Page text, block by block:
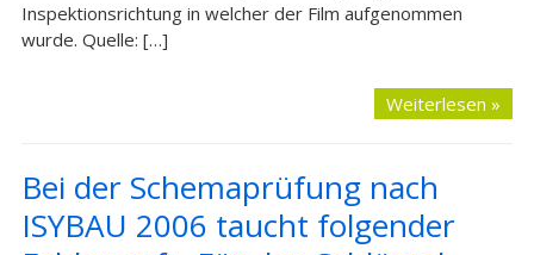
Inspektionsrichtung in welcher der Film aufgenommen
wurde. Quelle: […]
Weiterlesen »
Bei der Schemaprüfung nach
ISYBAU 2006 taucht folgender